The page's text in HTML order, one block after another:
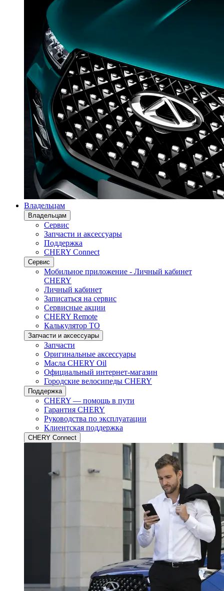
Владельцам
Владельцам
Сервис
Запчасти и аксессуары
Поддержка
CHERY Connect
Сервис
Мобильное приложение - Личный кабинет
CHERY
Личный кабинет
Записаться на сервис
Сервисные акции
CHERY Remote
Калькулятор ТО
Запчасти и аксессуары
Запчасти
Оригинальные аксессуары
Масла CHERY Oil
Официальный интернет-магазин
Городские велосипеды CHERY
Поддержка
CHERY — помощь в пути
Гарантия CHERY
Руководства по эксплуатации
Клиентская поддержка
CHERY Connect